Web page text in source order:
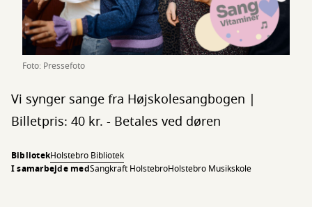
Foto: Pressefoto
Vi synger sange fra Højskolesangbogen |
Billetpris: 40 kr. - Betales ved døren
BibliotekHolstebro Bibliotek
I samarbejde medSangkraft HolstebroHolstebro Musikskole